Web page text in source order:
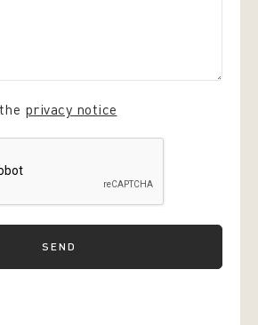
privacy notice
SEND